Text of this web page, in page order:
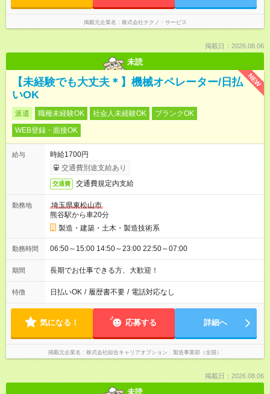
掲載元企業名 株式会社テクノ・サービス
掲載日：2026.08.06
未読
NEW
【未経験でも大丈夫＊】機械オペレーター/日払
いOK
派遣 職種未経験OK 社会人未経験OK
ブランクOK
WEB登録・面接OK
給与
時給1700円
交通費別途支給あり
交通費 交通費規定内支給
勤務地
埼玉県東松山市
熊谷駅から車20分
製造・建築・土木・製造技術系
勤務時間 06:50～15:00 14:50～23:00 22:50～07:00
期間 長期でお仕事できる方、大歓迎！
特徴 日払いOK / 履歴書不要 / 電話対応なし
気になる！ 応募する 詳細へ
掲載元企業名 株式会社綜合キャリアオプション 製造事業部（全国）
掲載日：2026.08.06
未読